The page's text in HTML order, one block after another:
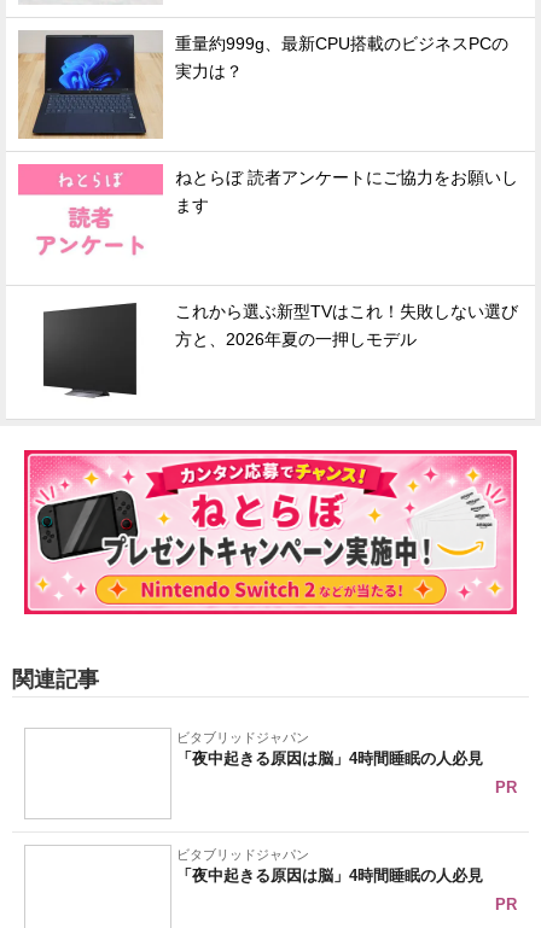
重量約999g、最新CPU搭載のビジネスPCの
実力は？
ねとらぼ 読者アンケートにご協力をお願いし
ます
これから選ぶ新型TVはこれ！失敗しない選び
方と、2026年夏の一押しモデル
関連記事
ビタブリッドジャパン
「夜中起きる原因は脳」4時間睡眠の人必見
PR
ビタブリッドジャパン
「夜中起きる原因は脳」4時間睡眠の人必見
PR